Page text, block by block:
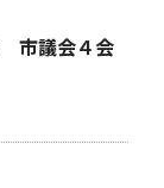
市議会４会